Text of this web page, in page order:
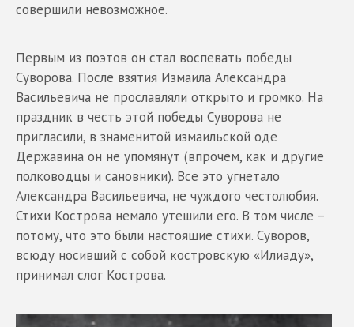
совершили невозможное.
Первым из поэтов он стал воспевать победы
Суворова. После взятия Измаила Александра
Васильевича не прославляли открыто и громко. На
праздник в честь этой победы Суворова не
пригласили, в знаменитой измаильской оде
Державина он не упомянут (впрочем, как и другие
полководцы и сановники). Все это угнетало
Александра Васильевича, не чуждого честолюбия.
Стихи Кострова немало утешили его. В том числе –
потому, что это были настоящие стихи. Суворов,
всюду носивший с собой костровскую «Илиаду»,
принимал слог Кострова.